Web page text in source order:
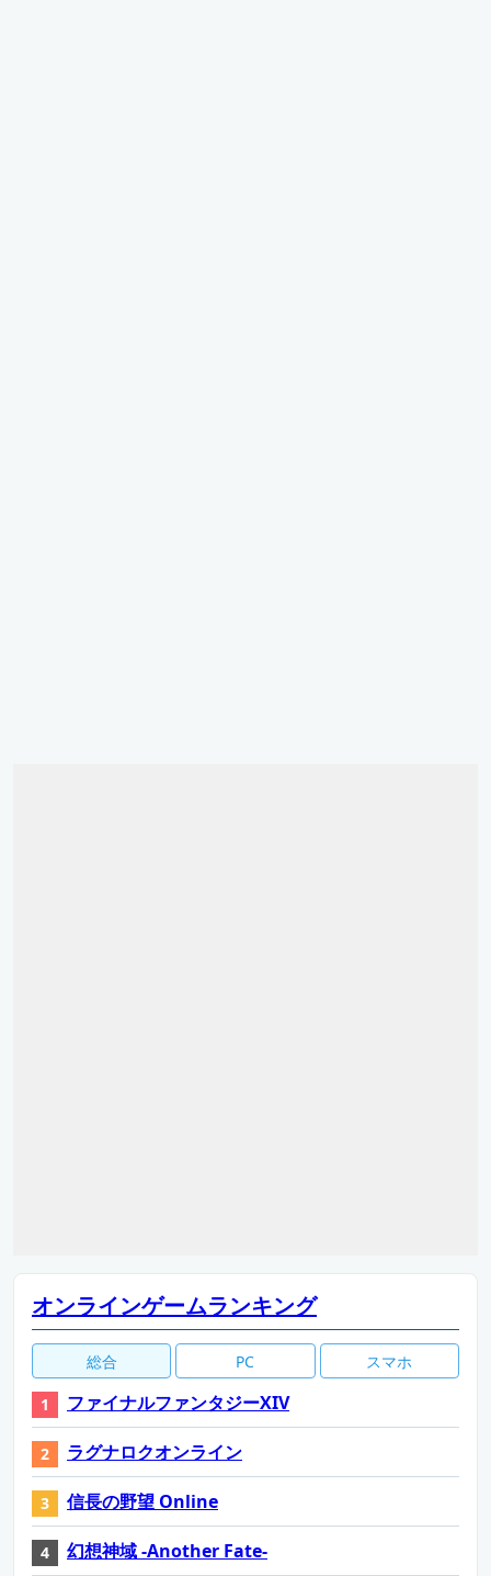
オンラインゲームランキング
総合 PC スマホ
ファイナルファンタジーXIV
ラグナロクオンライン
信長の野望 Online
幻想神域 -Another Fate-